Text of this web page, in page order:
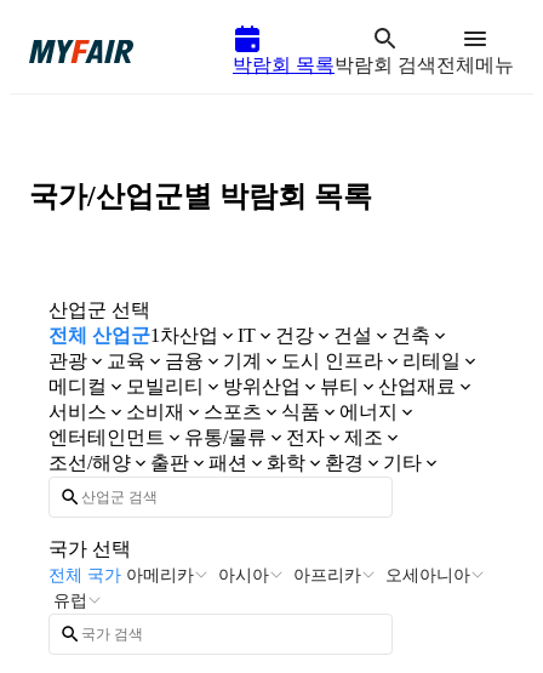
박람회 목록박람회 검색전체메뉴
국가/산업군별 박람회 목록
산업군 선택
전체 산업군1차산업 IT 건강 건설
건축
관광
교육 금융 기계 도시 인프라
리테일
메디컬
모빌리티 방위산업 뷰티
산업재료
서비스
소비재 스포츠 식품
에너지
엔터테인먼트
유통/물류 전자
제조
조선/해양
출판 패션 화학 환경 기타
국가 선택
전체 국가 아메리카 아시아 아프리카
오세아니아
유럽